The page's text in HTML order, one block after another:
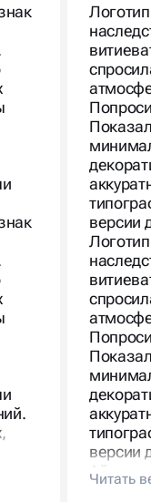
версии
версии